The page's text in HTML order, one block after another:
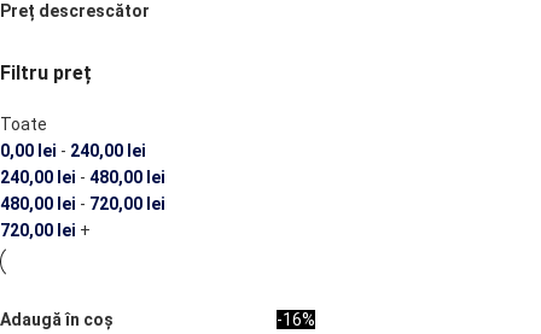
Preț descrescător
Filtru preț
Toate
0,00 lei - 240,00 lei
240,00 lei - 480,00 lei
480,00 lei - 720,00 lei
720,00 lei +
Adaugă în coș
-16%